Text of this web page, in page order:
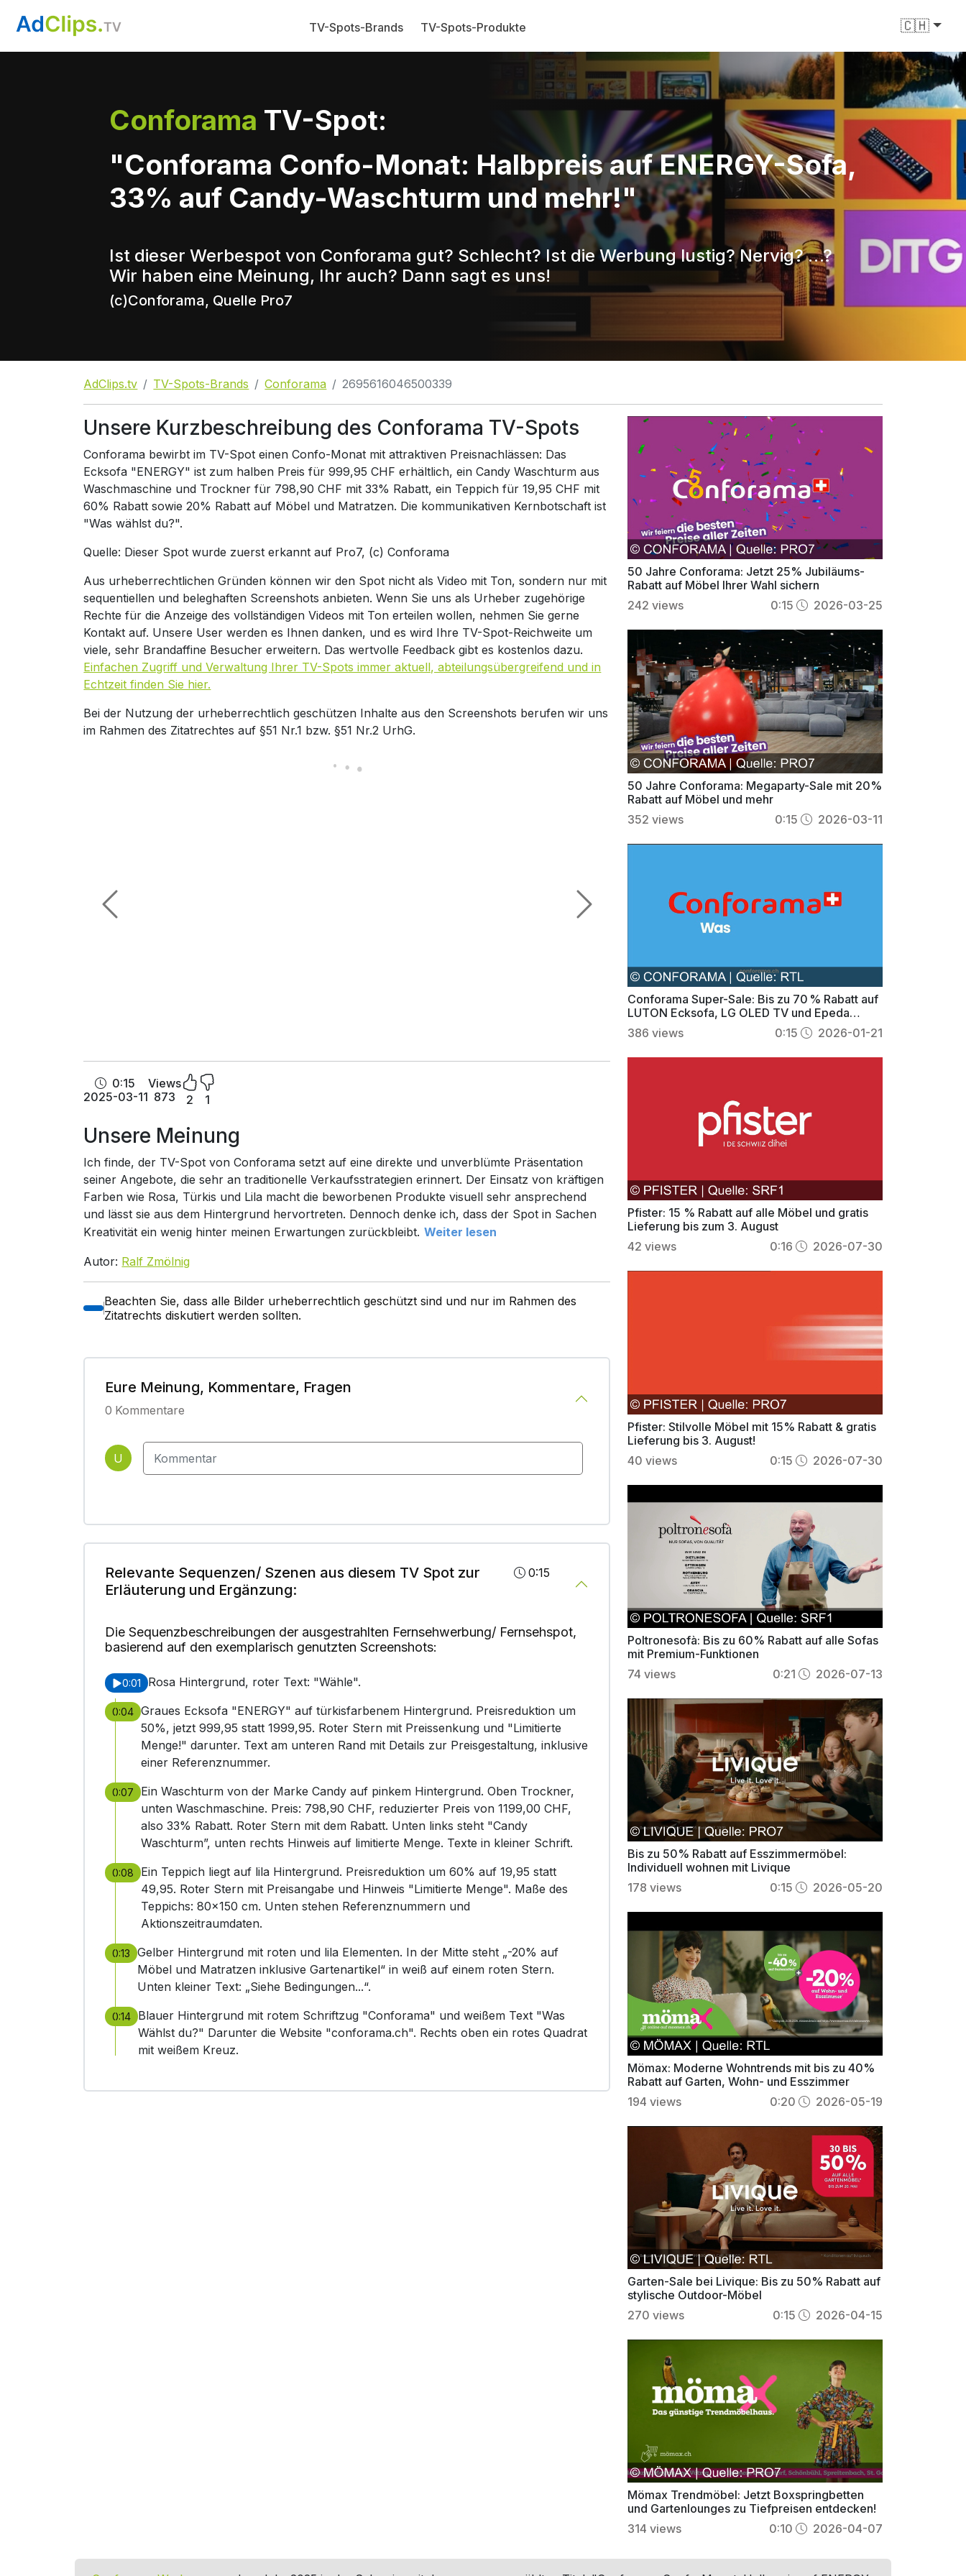
TV-Spots-Brands TV-Spots-Produkte 🇨🇭
Conforama TV-Spot:
"Conforama Confo-Monat: Halbpreis auf ENERGY-Sofa,
33% auf Candy-Waschturm und mehr!"
Ist dieser Werbespot von Conforama gut? Schlecht? Ist die Werbung lustig? Nervig? …?
Wir haben eine Meinung, Ihr auch? Dann sagt es uns!
(c)Conforama, Quelle Pro7
AdClips.tv TV-Spots-Brands Conforama 2695616046500339
Unsere Kurzbeschreibung des Conforama TV-Spots
Conforama bewirbt im TV-Spot einen Confo-Monat mit attraktiven Preisnachlässen: Das
Ecksofa "ENERGY" ist zum halben Preis für 999,95 CHF erhältlich, ein Candy Waschturm aus
Waschmaschine und Trockner für 798,90 CHF mit 33% Rabatt, ein Teppich für 19,95 CHF mit
60% Rabatt sowie 20% Rabatt auf Möbel und Matratzen. Die kommunikativen Kernbotschaft ist
"Was wählst du?".
Quelle: Dieser Spot wurde zuerst erkannt auf Pro7, (c) Conforama
Aus urheberrechtlichen Gründen können wir den Spot nicht als Video mit Ton, sondern nur mit
sequentiellen und beleghaften Screenshots anbieten. Wenn Sie uns als Urheber zugehörige
Rechte für die Anzeige des vollständigen Videos mit Ton erteilen wollen, nehmen Sie gerne
Kontakt auf. Unsere User werden es Ihnen danken, und es wird Ihre TV-Spot-Reichweite um
viele, sehr Brandaffine Besucher erweitern. Das wertvolle Feedback gibt es kostenlos dazu.
Einfachen Zugriff und Verwaltung Ihrer TV-Spots immer aktuell, abteilungsübergreifend und in
Echtzeit finden Sie hier.
Bei der Nutzung der urheberrechtlich geschützen Inhalte aus den Screenshots berufen wir uns
im Rahmen des Zitatrechtes auf §51 Nr.1 bzw. §51 Nr.2 UrhG.
0:15
2025-03-11
Views
873
2 1
Unsere Meinung
Ich finde, der TV-Spot von Conforama setzt auf eine direkte und unverblümte Präsentation
seiner Angebote, die sehr an traditionelle Verkaufsstrategien erinnert. Der Einsatz von kräftigen
Farben wie Rosa, Türkis und Lila macht die beworbenen Produkte visuell sehr ansprechend
und lässt sie aus dem Hintergrund hervortreten. Dennoch denke ich, dass der Spot in Sachen
Kreativität ein wenig hinter meinen Erwartungen zurückbleibt. Weiter lesen
Autor: Ralf Zmölnig
Beachten Sie, dass alle Bilder urheberrechtlich geschützt sind und nur im Rahmen des
Zitatrechts diskutiert werden sollten.
Eure Meinung, Kommentare, Fragen
0 Kommentare
U
Relevante Sequenzen/ Szenen aus diesem TV Spot zur
Erläuterung und Ergänzung:
0:15
Die Sequenzbeschreibungen der ausgestrahlten Fernsehwerbung/ Fernsehspot,
basierend auf den exemplarisch genutzten Screenshots:
0:01 Rosa Hintergrund, roter Text: "Wähle".
0:04
Graues Ecksofa "ENERGY" auf türkisfarbenem Hintergrund. Preisreduktion um
50%, jetzt 999,95 statt 1999,95. Roter Stern mit Preissenkung und "Limitierte
Menge!" darunter. Text am unteren Rand mit Details zur Preisgestaltung, inklusive
einer Referenznummer.
0:07
Ein Waschturm von der Marke Candy auf pinkem Hintergrund. Oben Trockner,
unten Waschmaschine. Preis: 798,90 CHF, reduzierter Preis von 1199,00 CHF,
also 33% Rabatt. Roter Stern mit dem Rabatt. Unten links steht "Candy
Waschturm”, unten rechts Hinweis auf limitierte Menge. Texte in kleiner Schrift.
0:08
Ein Teppich liegt auf lila Hintergrund. Preisreduktion um 60% auf 19,95 statt
49,95. Roter Stern mit Preisangabe und Hinweis "Limitierte Menge". Maße des
Teppichs: 80x150 cm. Unten stehen Referenznummern und
Aktionszeitraumdaten.
0:13
Gelber Hintergrund mit roten und lila Elementen. In der Mitte steht „-20% auf
Möbel und Matratzen inklusive Gartenartikel“ in weiß auf einem roten Stern.
Unten kleiner Text: „Siehe Bedingungen...“.
0:14
Blauer Hintergrund mit rotem Schriftzug "Conforama" und weißem Text "Was
Wählst du?" Darunter die Website "conforama.ch". Rechts oben ein rotes Quadrat
mit weißem Kreuz.
50 Jahre Conforama: Jetzt 25% Jubiläums-
Rabatt auf Möbel Ihrer Wahl sichern
242 views 0:15 2026-03-25
50 Jahre Conforama: Megaparty-Sale mit 20%
Rabatt auf Möbel und mehr
352 views 0:15 2026-03-11
Conforama Super-Sale: Bis zu 70 % Rabatt auf
LUTON Ecksofa, LG OLED TV und Epeda
Matratze
386 views 0:15 2026-01-21
Pfister: 15 % Rabatt auf alle Möbel und gratis
Lieferung bis zum 3. August
42 views 0:16 2026-07-30
Pfister: Stilvolle Möbel mit 15% Rabatt & gratis
Lieferung bis 3. August!
40 views 0:15 2026-07-30
Poltronesofà: Bis zu 60% Rabatt auf alle Sofas
mit Premium-Funktionen
74 views 0:21 2026-07-13
Bis zu 50% Rabatt auf Esszimmermöbel:
Individuell wohnen mit Livique
178 views 0:15 2026-05-20
Mömax: Moderne Wohntrends mit bis zu 40%
Rabatt auf Garten, Wohn- und Esszimmer
194 views 0:20 2026-05-19
Garten-Sale bei Livique: Bis zu 50% Rabatt auf
stylische Outdoor-Möbel
270 views 0:15 2026-04-15
Mömax Trendmöbel: Jetzt Boxspringbetten
und Gartenlounges zu Tiefpreisen entdecken!
314 views 0:10 2026-04-07